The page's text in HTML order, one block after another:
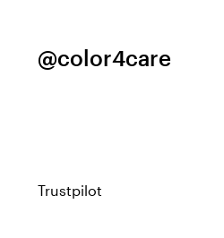
@color4care
Trustpilot